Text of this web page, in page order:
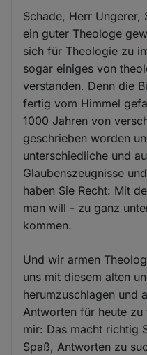
Schade, Herr
ein guter Theologe
sich für Theologie zu
sogar einiges von
verstanden. Denn die
fertig vom Himmel
1000 Jahren von
geschrieben worden
unterschiedliche und
Glaubenszeugnisse
haben Sie Recht: Mit
man will - zu ganz
kommen.
Und wir armen
uns mit diesem alten
herumzuschlagen und
Antworten für heute
mir: Das macht richtig
Spaß, Antworten zu